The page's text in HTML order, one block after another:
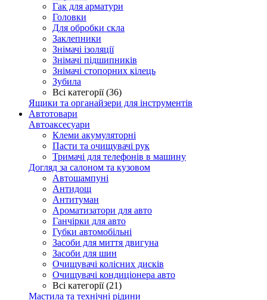
Гак для арматури
Головки
Для обробки скла
Заклепники
Знімачі ізоляції
Знімачі підшипників
Знімачі стопорних кілець
Зубила
Всі категорії (36)
Ящики та органайзери для інструментів
Автотовари
Автоаксесуари
Клеми акумуляторні
Пасти та очищувачі рук
Тримачі для телефонів в машину
Догляд за салоном та кузовом
Автошампуні
Антидощ
Антитуман
Ароматизатори для авто
Ганчірки для авто
Губки автомобільні
Засоби для миття двигуна
Засоби для шин
Очищувачі колісних дисків
Очищувачі кондиціонера авто
Всі категорії (21)
Мастила та технічні рідини